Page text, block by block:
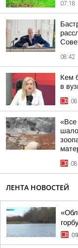
07:18
08:42
Кем
в
«Все
ЛЕНТА НОВОСТЕЙ